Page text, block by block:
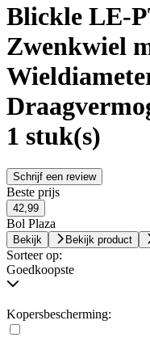
Blickle LE-
Zwenkwiel
1 stuk(s)
Schrijf een review
Beste prijs
42,99
Bol Plaza
Bekijk Bekijk product
Sorteer op:
Goedkoopste
Kopersbescherming: